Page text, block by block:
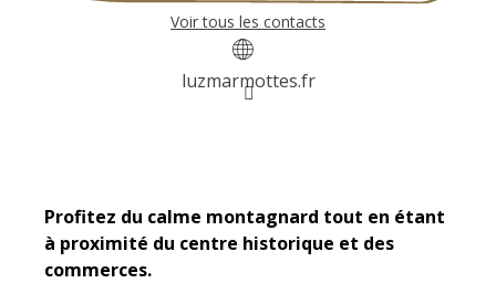
Voir tous les contacts
luzmarmottes.fr
Profitez du calme montagnard tout en étant
à proximité du centre historique et des
commerces.